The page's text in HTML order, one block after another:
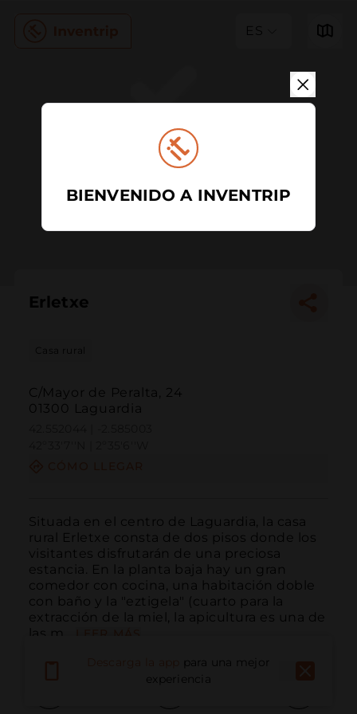
ES
Erletxe
Casa rural
C/Mayor de Peralta, 24
01300 Laguardia
Situada en el centro de Laguardia, la casa
rural Erletxe consta de dos pisos donde los
visitantes disfrutarán de una preciosa
estancia. En la planta baja hay un gran
comedor con cocina, una habitación doble
con baño y la "eztigela" (cuarto para la
extracción de la miel, la apicultura es una de
las m...
para una mejor
experiencia
BIENVENIDO A INVENTRIP